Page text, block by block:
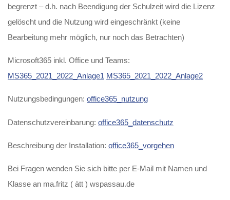
begrenzt – d.h. nach Beendigung der Schulzeit wird die Lizenz
gelöscht und die Nutzung wird eingeschränkt (keine
Bearbeitung mehr möglich, nur noch das Betrachten)
Microsoft365 inkl. Office und Teams:
MS365_2021_2022_Anlage1 MS365_2021_2022_Anlage2
Nutzungsbedingungen:office365_nutzung
Datenschutzvereinbarung:office365_datenschutz
Beschreibung der Installation:office365_vorgehen
Bei Fragen wenden Sie sich bitte per E-Mail mit Namen und
Klasse an ma.fritz ( ätt ) wspassau.de